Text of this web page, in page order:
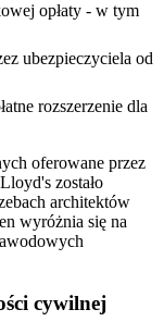
opłaty - w tym
ubezpieczyciela od
rozszerzenie dla
oferowane przez
zostało
architektów
wyróżnia się na
cywilnej